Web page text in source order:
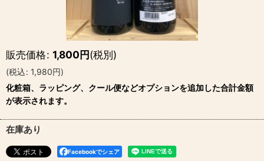
販売価格: 1,800円(税別)
(税込: 1,980円)
化粧箱、ラッピング、クール便などオプションを追加した合計金額
が表示されます。
在庫あり
Facebookでシェア